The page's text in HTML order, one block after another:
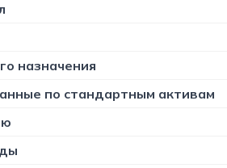
назначения
по стандартным активам